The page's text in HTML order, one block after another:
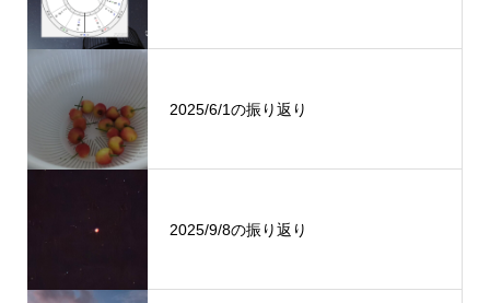
2025/6/1の振り返り
2025/9/8の振り返り